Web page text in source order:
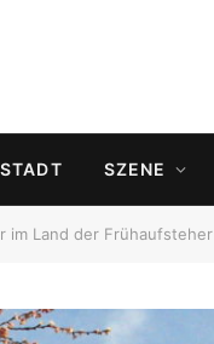
STADT SZENE
im Land der Frühaufsteher